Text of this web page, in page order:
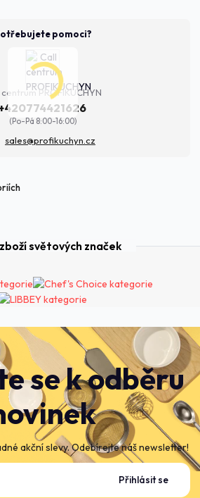
pomoci?
PROFIKUCHYN
(Po-Pá 8:00-16:00)
sales@profikuchyn.cz
se k odběru
akční slevy. Odebírejte náš newsletter!
Přihlásit se
světových značek